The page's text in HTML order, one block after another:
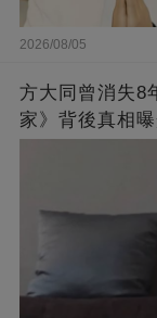
2026/08/05
方大同曾消失8
家》背後真相